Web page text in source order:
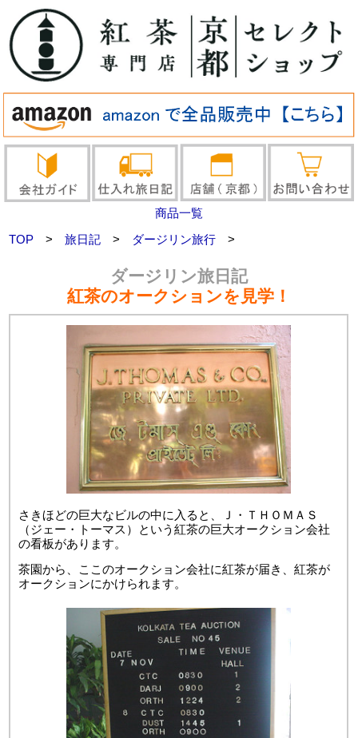
商品一覧
TOP >旅日記 > ダージリン旅行 >
ダージリン旅日記
紅茶のオークションを見学！
さきほどの巨大なビルの中に入ると、Ｊ・ＴＨＯＭＡＳ
（ジェー・トーマス）という紅茶の巨大オークション会社
の看板があります。
茶園から、ここのオークション会社に紅茶が届き、紅茶が
オークションにかけられます。